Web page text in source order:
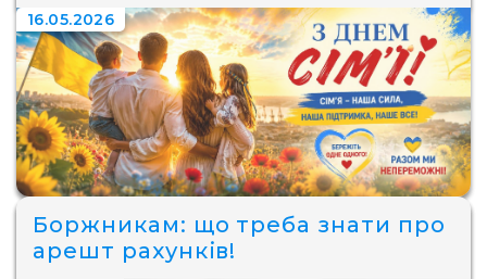
16.05.2026
Боржникам: що треба знати про
арешт рахунків!